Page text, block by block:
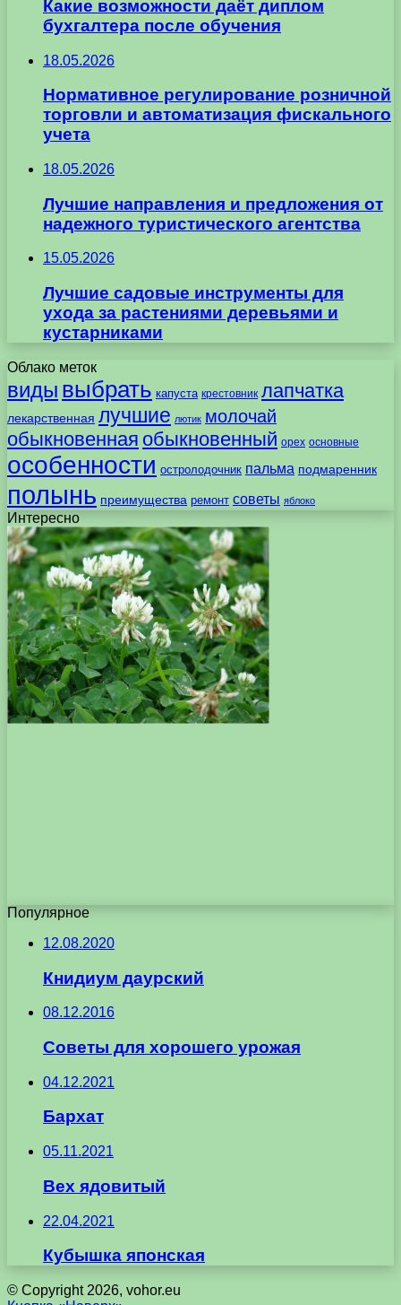
Какие возможности даёт диплом
бухгалтера после обучения
18.05.2026
Нормативное регулирование розничной
торговли и автоматизация фискального
учета
18.05.2026
Лучшие направления и предложения от
надежного туристического агентства
15.05.2026
Лучшие садовые инструменты для
ухода за растениями деревьями и
кустарниками
Облако меток
виды выбрать капуста крестовник лапчатка
лекарственная лучшие лютик молочай
обыкновенная обыкновенный орех основные
особенности остролодочник пальма подмаренник
полынь преимущества ремонт советы яблоко
Интересно
Популярное
12.08.2020
Книдиум даурский
08.12.2016
Советы для хорошего урожая
04.12.2021
Бархат
05.11.2021
Вех ядовитый
22.04.2021
Кубышка японская
© Copyright 2026, vohor.eu